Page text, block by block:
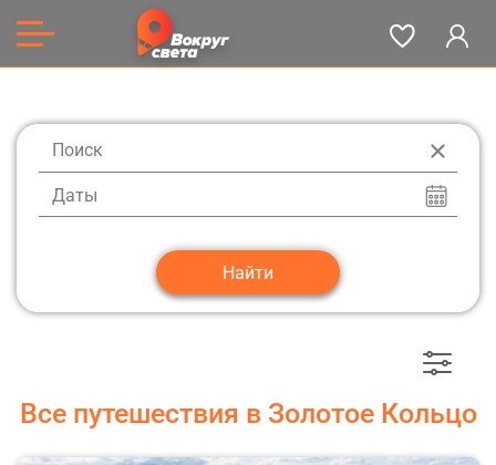
Даты
Все путешествия в Золотое Кольцо